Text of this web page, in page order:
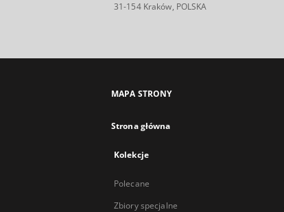
31-154 Kraków, POLSKA
MAPA STRONY
Strona główna
Kolekcje
Polecane
Zbiory specjalne